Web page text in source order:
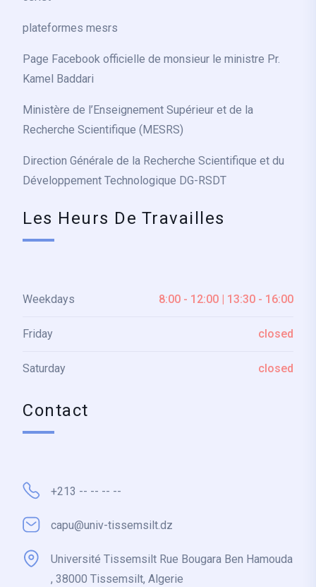
plateformes mesrs
Page Facebook officielle de monsieur le ministre Pr.
Kamel Baddari
Ministère de l’Enseignement Supérieur et de la
Recherche Scientifique (MESRS)
Direction Générale de la Recherche Scientifique et du
Développement Technologique DG-RSDT
Les Heurs De Travailles
Weekdays 8:00 - 12:00 | 13:30 - 16:00
Friday closed
Saturday closed
Contact
+213 -- -- -- --
capu@univ-tissemsilt.dz
Université Tissemsilt Rue Bougara Ben Hamouda
, 38000 Tissemsilt, Algerie